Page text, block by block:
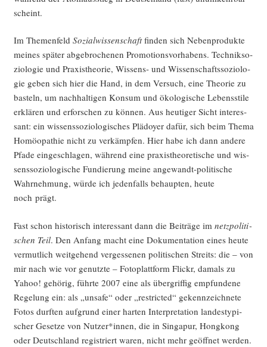
scheint.
Im The­men­feld Sozi­al­wis­sen­schaftfin­den sich Neben­pro­duk­te
mei­nes spä­ter abge­bro­che­nen Pro­mo­ti­ons­vor­ha­bens. Tech­nik­so­
zio­lo­gie und Pra­xis­theo­rie, Wis­sens- und Wis­sen­schafts­so­zio­lo­
gie geben sich hier die Hand, in dem Ver­such, eine Theo­rie zu
bas­teln, um nach­hal­ti­gen Kon­sum und öko­lo­gi­sche Lebens­sti­le
erklä­ren und erfor­schen zu kön­nen. Aus heu­ti­ger Sicht inter­es­
sant: ein wis­sens­so­zio­lo­gi­sches Plä­doy­er dafür, sich beim The­ma
Homöo­pa­thie nicht zu ver­kämp­fen. Hier habe ich dann ande­re
Pfa­de ein­ge­schla­gen, wäh­rend eine pra­xis­theo­re­ti­sche und wis­
sens­so­zio­lo­gi­sche Fun­die­rung mei­ne ange­wandt-poli­ti­sche
Wahr­neh­mung, wür­de ich jeden­falls behaup­ten, heu­te
noch prägt.
Fast schon his­to­risch inter­es­sant dann die Bei­trä­ge im netz­po­li­ti­
schen Teil. Den Anfang macht eine Doku­men­ta­ti­on eines heu­te
ver­mut­lich weit­ge­hend ver­ges­se­nen poli­ti­schen Streits: die – von
mir nach wie vor genutz­te – Foto­platt­form Flickr, damals zu
Yahoo! gehö­rig, führ­te 2007 eine als über­grif­fig emp­fun­de­ne
Rege­lung ein: als „unsafe“ oder „rest­ric­ted“ gekenn­zeich­ne­te
Fotos durf­ten auf­grund einer har­ten Inter­pre­ta­ti­on lan­des­ty­pi­
scher Geset­ze von Nutzer*innen, die in Sin­ga­pur, Hong­kong
oder Deutsch­land regis­triert waren, nicht mehr geöff­net wer­den.